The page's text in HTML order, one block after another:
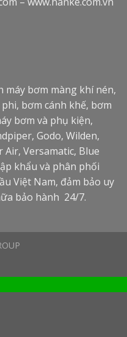
máy bơm màng khí nén,
bơm cánh khế, bơm
bơm và phụ kiện,
Godo, Wilden,
Versamatic, Blue
khẩu và phân phối
Việt Nam, đảm bảo uy
bảo hành 24/7.